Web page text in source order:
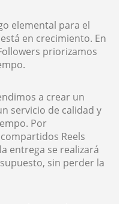
elemental para el
en crecimiento. En
priorizamos
a crear un
servicio de calidad y
Por
Reels
entrega se realizará
sin perder la